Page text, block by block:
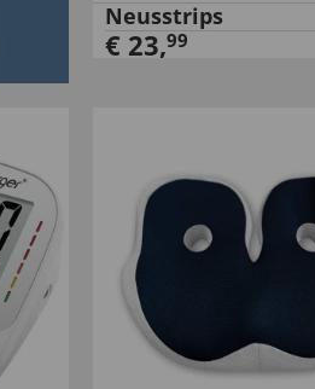
Neusstrips
€ 23,99